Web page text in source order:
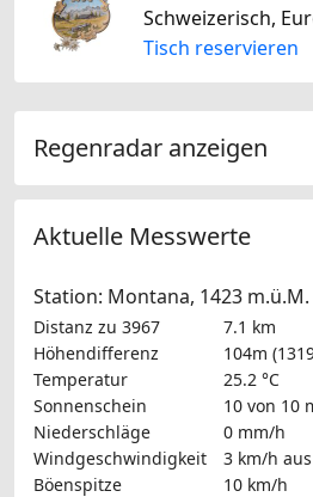
Schweizerisch,
Tisch reservieren
Regenradar anzeigen
Aktuelle Messwerte
Station: Montana, 1423 m.ü.M.
Distanz zu 3967
7.1 km
Höhendifferenz
104m
Temperatur
25.2 °C
Sonnenschein
10 von 10
Niederschläge
0 mm/h
Windgeschwindigkeit
3 km/h
Böenspitze
10 km/h